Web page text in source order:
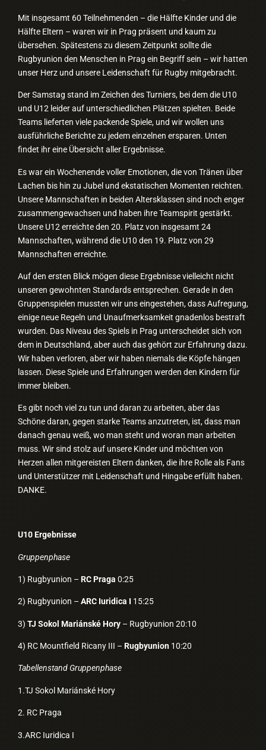
Mit insgesamt 60 Teilnehmenden – die Hälfte Kinder und die
Hälfte Eltern – waren wir in Prag präsent und kaum zu
übersehen. Spätestens zu diesem Zeitpunkt sollte die
Rugbyunion den Menschen in Prag ein Begriff sein – wir hatten
unser Herz und unsere Leidenschaft für Rugby mitgebracht.
Der Samstag stand im Zeichen des Turniers, bei dem die U10
und U12 leider auf unterschiedlichen Plätzen spielten. Beide
Teams lieferten viele packende Spiele, und wir wollen uns
ausführliche Berichte zu jedem einzelnen ersparen. Unten
findet ihr eine Übersicht aller Ergebnisse.
Es war ein Wochenende voller Emotionen, die von Tränen über
Lachen bis hin zu Jubel und ekstatischen Momenten reichten.
Unsere Mannschaften in beiden Altersklassen sind noch enger
zusammengewachsen und haben ihre Teamspirit gestärkt.
Unsere U12 erreichte den 20. Platz von insgesamt 24
Mannschaften, während die U10 den 19. Platz von 29
Mannschaften erreichte.
Auf den ersten Blick mögen diese Ergebnisse vielleicht nicht
unseren gewohnten Standards entsprechen. Gerade in den
Gruppenspielen mussten wir uns eingestehen, dass Aufregung,
einige neue Regeln und Unaufmerksamkeit gnadenlos bestraft
wurden. Das Niveau des Spiels in Prag unterscheidet sich von
dem in Deutschland, aber auch das gehört zur Erfahrung dazu.
Wir haben verloren, aber wir haben niemals die Köpfe hängen
lassen. Diese Spiele und Erfahrungen werden den Kindern für
immer bleiben.
Es gibt noch viel zu tun und daran zu arbeiten, aber das
Schöne daran, gegen starke Teams anzutreten, ist, dass man
danach genau weiß, wo man steht und woran man arbeiten
muss. Wir sind stolz auf unsere Kinder und möchten von
Herzen allen mitgereisten Eltern danken, die ihre Rolle als Fans
und Unterstützer mit Leidenschaft und Hingabe erfüllt haben.
DANKE.
U10 Ergebnisse
Gruppenphase
1) Rugbyunion – RC Praga 0:25
2) Rugbyunion – ARC Iuridica I 15:25
3) TJ Sokol Mariánské Hory – Rugbyunion 20:10
4) RC Mountfield Ricany III – Rugbyunion 10:20
Tabellenstand Gruppenphase
1.TJ Sokol Mariánské Hory
2. RC Praga
3.ARC Iuridica I